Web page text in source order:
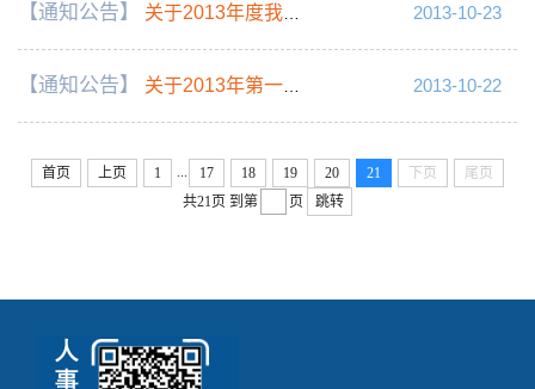
【通知公告】 关于2013年度我校工勤人员参加高级工、中级工技能岗位考试工作的通知 2013-10-23
【通知公告】 关于2013年第一批“升华学者计划”特聘教授、“升华猎英计划”、“升华育英计划”候选人述职答辩的通知 2013-10-22
首页 上页 1 ... 17 18 19 20 21 下页
尾页
共21页 到第 页 跳转